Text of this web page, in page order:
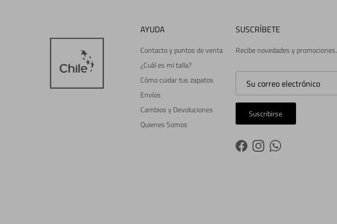
AYUDA
Contacto y puntos de venta
¿Cuál es mi talla?
Cómo cuidar tus zapatos
Envíos
Cambios y Devoluciones
Quienes Somos
SUSCRÍBETE
Recibe novedades y promociones.
Suscribirse
FacebookInstagramWhatsApp